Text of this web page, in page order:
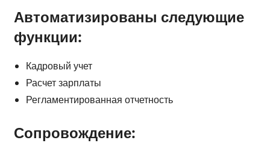
Автоматизированы следующие
функции:
Кадровый учет
Расчет зарплаты
Регламентированная отчетность
Сопровождение: